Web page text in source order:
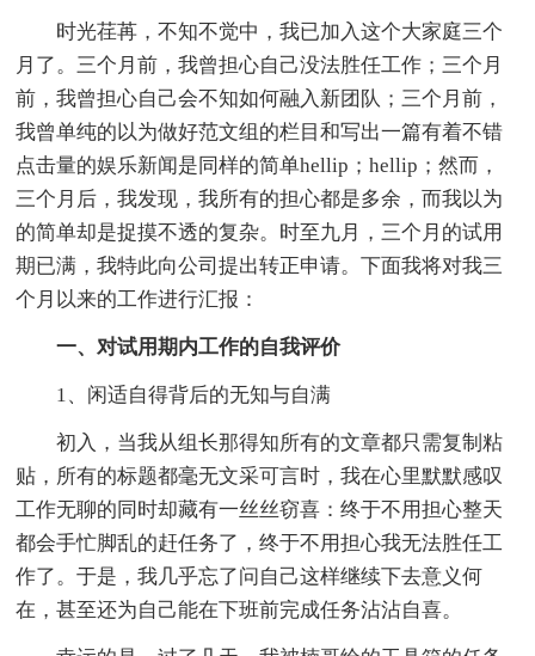
时光荏苒，不知不觉中，我已加入这个大家庭三个
月了。三个月前，我曾担心自己没法胜任工作；三个月
前，我曾担心自己会不知如何融入新团队；三个月前，
我曾单纯的以为做好范文组的栏目和写出一篇有着不错
点击量的娱乐新闻是同样的简单hellip；hellip；然而，
三个月后，我发现，我所有的担心都是多余，而我以为
的简单却是捉摸不透的复杂。时至九月，三个月的试用
期已满，我特此向公司提出转正申请。下面我将对我三
个月以来的工作进行汇报：
一、对试用期内工作的自我评价
1、闲适自得背后的无知与自满
初入，当我从组长那得知所有的文章都只需复制粘
贴，所有的标题都毫无文采可言时，我在心里默默感叹
工作无聊的同时却藏有一丝丝窃喜：终于不用担心整天
都会手忙脚乱的赶任务了，终于不用担心我无法胜任工
作了。于是，我几乎忘了问自己这样继续下去意义何
在，甚至还为自己能在下班前完成任务沾沾自喜。